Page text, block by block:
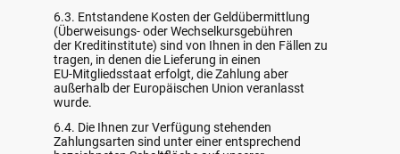
6.3. Entstandene Kosten der Geldübermittlung
(Überweisungs- oder Wechselkursgebühren
der Kreditinstitute) sind von Ihnen in den Fällen zu
tragen, in denen die Lieferung in einen
EU-Mitgliedsstaat erfolgt, die Zahlung aber
außerhalb der Europäischen Union veranlasst
wurde.
6.4. Die Ihnen zur Verfügung stehenden
Zahlungsarten sind unter einer entsprechend